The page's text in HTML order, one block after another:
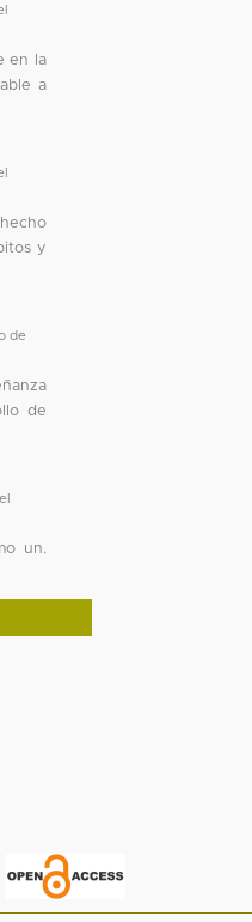
en la
a
y
de
de
un.